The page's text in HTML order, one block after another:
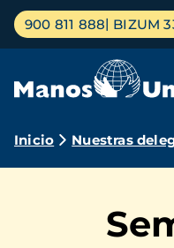
Pasar
contenido
Menú
principal
900 811 888 BIZUM
Ruta
Inicio Nuestras